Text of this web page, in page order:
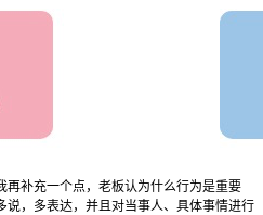
再补充一个点，老板认为什么行为是重要
说，多表达，并且对当事人、具体事情进行